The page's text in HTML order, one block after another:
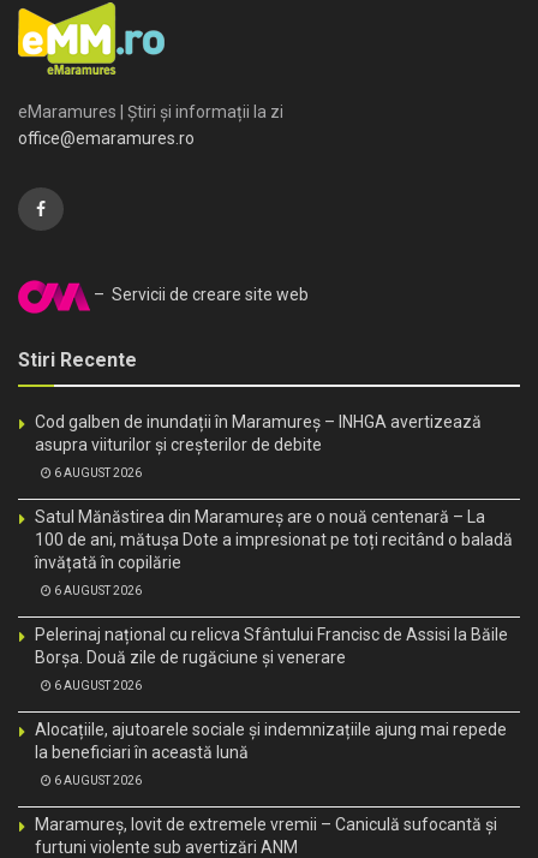
eMaramures | Știri și informații la zi
office@emaramures.ro
– Servicii de creare site web
Stiri Recente
Cod galben de inundații în Maramureș – INHGA avertizează
asupra viiturilor și creșterilor de debite
6 AUGUST 2026
Satul Mănăstirea din Maramureș are o nouă centenară – La
100 de ani, mătușa Dote a impresionat pe toți recitând o baladă
învățată în copilărie
6 AUGUST 2026
Pelerinaj național cu relicva Sfântului Francisc de Assisi la Băile
Borșa. Două zile de rugăciune și venerare
6 AUGUST 2026
Alocațiile, ajutoarele sociale și indemnizațiile ajung mai repede
la beneficiari în această lună
6 AUGUST 2026
Maramureș, lovit de extremele vremii – Caniculă sufocantă și
furtuni violente sub avertizări ANM